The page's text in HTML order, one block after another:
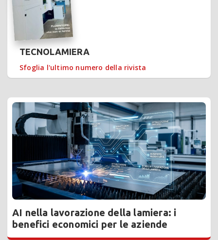
TECNOLAMIERA
Sfoglia l'ultimo numero della rivista
AI nella lavorazione della lamiera: i
benefici economici per le aziende